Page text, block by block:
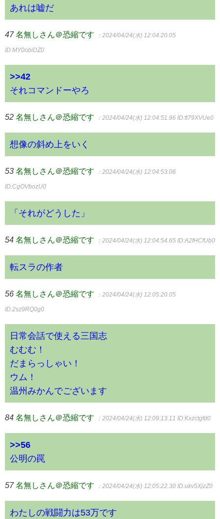
あれは嘘だ
47 名無しさん＠恐縮です ：2024/04/24(水) 12:04:20.05
ID:MY0obiDZ0
>>42
それコマンドーやろ
52 名無しさん＠恐縮です ：2024/04/24(水) 12:04:51.96 ID:ft79XVUe0
想像の斜め上をいく
53 名無しさん＠恐縮です ：2024/04/24(水) 12:04:53.06
ID:CgOVbozU0
「それがどうした」
54 名無しさん＠恐縮です ：2024/04/24(水) 12:04:54.65 ID:A2fHCfUb0
転スラの作者
56 名無しさん＠恐縮です ：2024/04/24(水) 12:05:20.05
ID:2sz9RQ0g0
日常会話で使える三国志
むむむ！
だまらっしゃい！
ウム！
温州みかんでございます
84 名無しさん＠恐縮です ：2024/04/24(水) 12:09:13.11 ID:Kxzctgfd0
>>56
公明の罠
57 名無しさん＠恐縮です ：2024/04/24(水) 12:05:22.30 ID:ukv5XjzZ0
わたしの戦闘力は53万です